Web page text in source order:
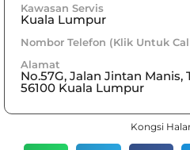
Kawasan Servis
Kuala Lumpur
Nombor Telefon (Klik Untuk
Alamat
No.57G, Jalan Jintan Manis,
56100 Kuala Lumpur
Kongsi